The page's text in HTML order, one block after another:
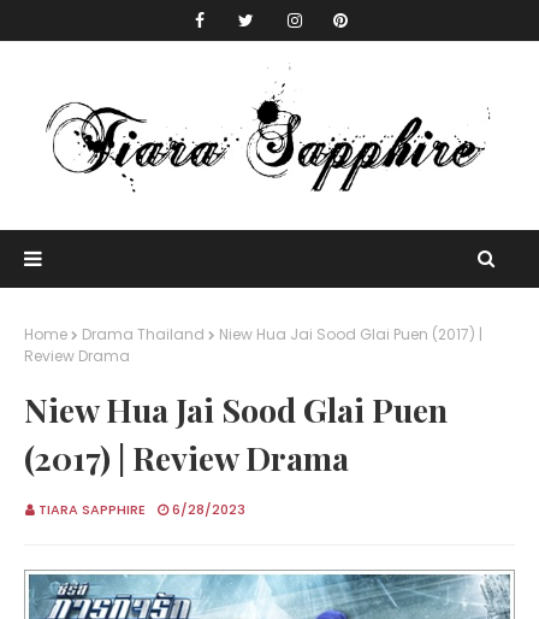
Home Drama Thailand
Niew Hua Jai Sood Glai Puen (2017) |
Review Drama
Niew Hua Jai Sood Glai Puen
(2017) | Review Drama
TIARA SAPPHIRE 6/28/2023